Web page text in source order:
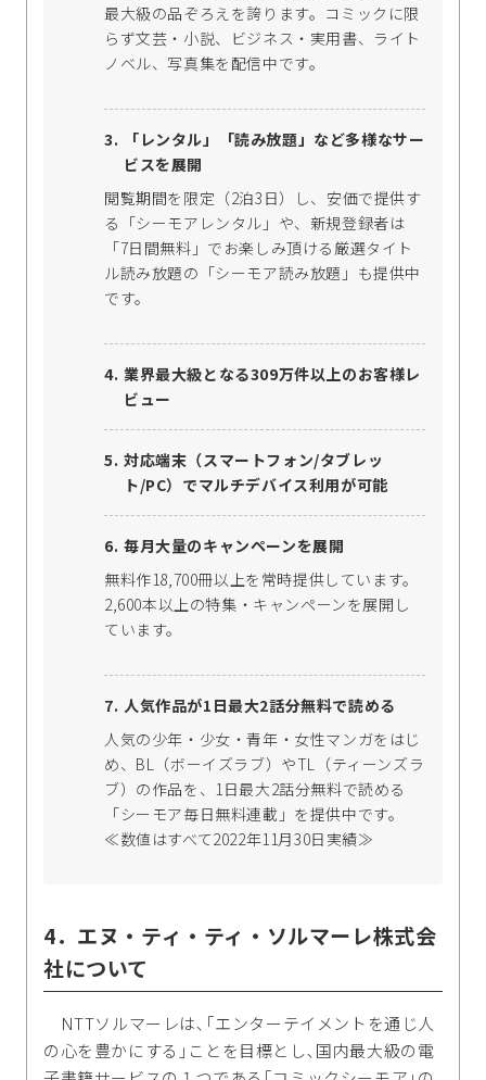
最大級の品ぞろえを誇ります。コミックに限
らず文芸・小説、ビジネス・実用書、ライト
ノベル、写真集を配信中です。
「レンタル」「読み放題」など多様なサー
ビスを展開
閲覧期間を限定（2泊3日）し、安価で提供す
る「シーモアレンタル」や、新規登録者は
「7日間無料」でお楽しみ頂ける厳選タイト
ル読み放題の「シーモア読み放題」も提供中
です。
業界最大級となる309万件以上のお客様レ
ビュー
対応端末（スマートフォン/タブレッ
ト/PC）でマルチデバイス利用が可能
毎月大量のキャンペーンを展開
無料作18,700冊以上を常時提供しています。
2,600本以上の特集・キャンペーンを展開し
ています。
人気作品が1日最大2話分無料で読める
人気の少年・少女・青年・女性マンガをはじ
め、BL（ボーイズラブ）やTL（ティーンズラ
ブ）の作品を、1日最大2話分無料で読める
「シーモア毎日無料連載」を提供中です。
≪数値はすべて2022年11月30日実績≫
4．エヌ・ティ・ティ・ソルマーレ株式会
社について
NTTソルマーレは､｢エンターテイメントを通じ人
の心を豊かにする｣ことを目標とし､国内最大級の電